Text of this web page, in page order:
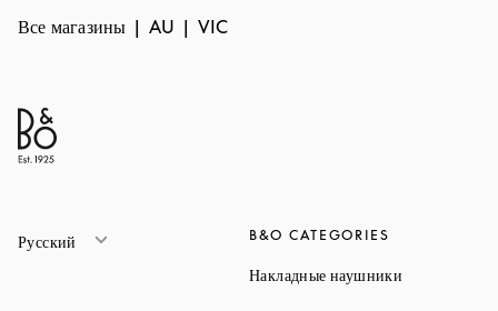
Все магазины AU VIC
Русский B&O CATEGORIES
Накладные наушники